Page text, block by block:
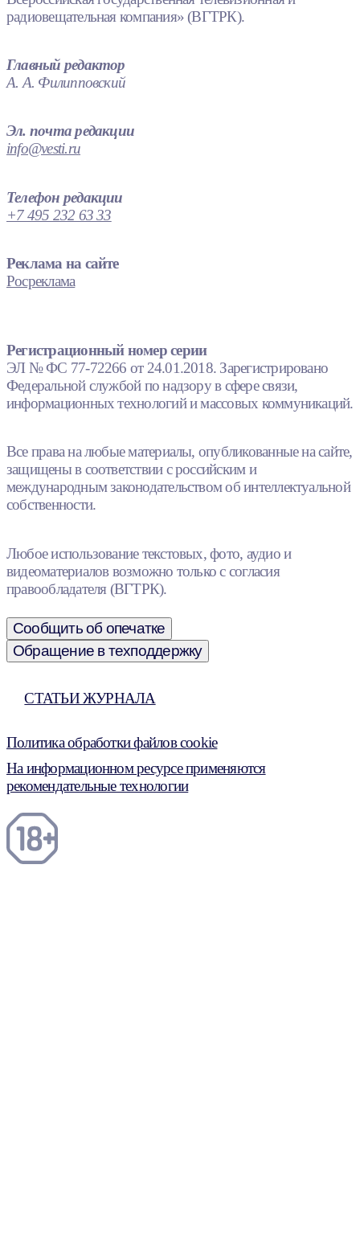
радиовещательная компания» (ВГТРК).
Главный редактор
А. А. Филипповский
Эл. почта редакции
info@vesti.ru
Телефон редакции
+7 495 232 63 33
Реклама на сайте
Росреклама
Регистрационный номер серии
ЭЛ № ФС 77-72266 от 24.01.2018. Зарегистрировано
Федеральной службой по надзору в сфере связи,
информационных технологий и массовых коммуникаций.
Все права на любые материалы, опубликованные на сайте,
защищены в соответствии с российским и
международным законодательством об интеллектуальной
собственности.
Любое использование текстовых, фото, аудио и
видеоматериалов возможно только с согласия
правообладателя (ВГТРК).
Сообщить об опечатке
Обращение в техподдержку
СТАТЬИ ЖУРНАЛА
Политика обработки файлов cookie
На информационном ресурсе применяются
рекомендательные технологии